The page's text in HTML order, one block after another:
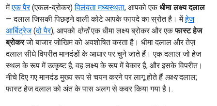
मेंएक पैर(एकल-ब्रोकर)विलंबता मध्यस्थता, आपको एकधीमा लक्ष्य दलाल
— दलाल जिसकी पिछड़ने वाली कोटे आपके फायदे का स्रोत है। मेंहेज
आर्बिट्रेज(दो पैर), आपको दोनोंएक धीमा लक्ष्य ब्रोकर और एकफास्ट हेज
ब्रोकरजो बाजार जोखिम को अवशोषित करता है। धीमा दलाल और तेज़
दलाल सीधे विपरीत मानदंडों के आधार पर चुने जाते हैं। एक दलाल जो हेज
स्थल के रूप में उत्कृष्ट है, वह लक्ष्य के रूप में बेकार है, और इसके विपरीत।
नीचे दिए गए मानदंड मुख्य रूप से चयन करने पर लागू होते हैं लक्ष्यदलाल;
फास्ट हेज दलाल को अंत के पास अलग से कवर किया गया है।.